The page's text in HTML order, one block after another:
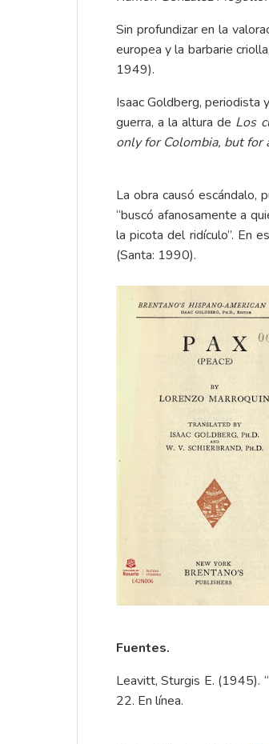
Sin profundizar en la
europea y la barbarie
1949).
Isaac Goldberg, periodista
guerra, a la altura de Los
only for Colombia, but
La obra causó escándalo,
“buscó afanosamente a
la picota del ridículo”. En
(Santa: 1990).
Fuentes.
Leavitt, Sturgis E. (1945).
22. En línea.